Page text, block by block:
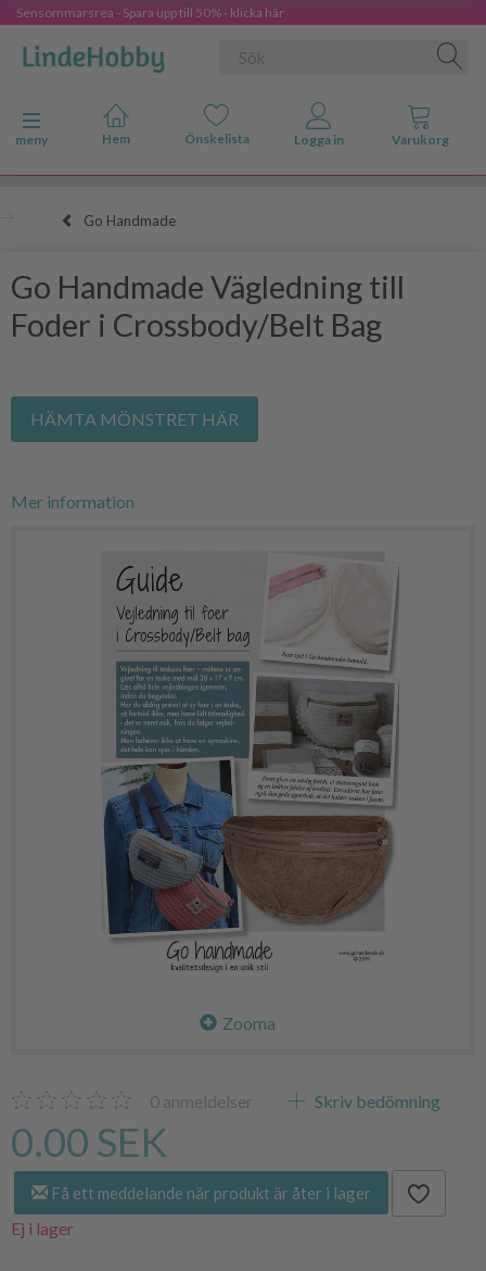
Sensommarsrea - Spara upp till 50% - klicka här
Ändra navigering
meny
Go Handmade
Go Handmade Vägledning till
Foder i Crossbody/Belt Bag
HÄMTA MÖNSTRET HÄR
Mer information
Zooma
0 anmeldelser Skriv bedömning
0.00 SEK
Få ett meddelande när produkt är åter i lager
Ej i lager